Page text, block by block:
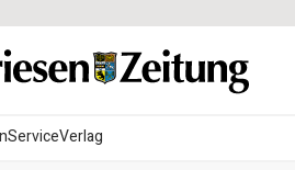
ServiceVerlag